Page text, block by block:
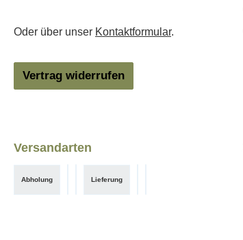
Oder über unser Kontaktformular.
Vertrag widerrufen
Versandarten
Abholung Lieferung